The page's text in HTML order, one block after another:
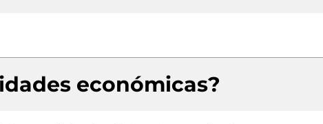
económicas?